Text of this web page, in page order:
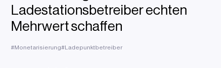
Ladestationsbetreiber echten
Mehrwert schaffen
#Monetarisierung#Ladepunktbetreiber